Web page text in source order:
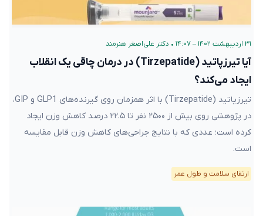
۳۱ اردیبهشت ۱۴۰۲ – ۱۴:۰۷ • دکتر علی‌اصغر هنرمند
آیا تیرزپاتید (Tirzepatide) در درمان چاقی یک انقلاب
ایجاد می‌کند؟
تیرزپاتید (Tirzepatide) با اثر همزمان روی گیرنده‌های GLP1 و GIP،
در پژوهشی روی بیش از ۲۵۰۰ نفر تا ۲۲.۵ درصد کاهش وزن ایجاد
کرده است؛ عددی که با نتایج جراحی‌های کاهش وزن قابل مقایسه
است.
ارتقای سلامت و طول عمر